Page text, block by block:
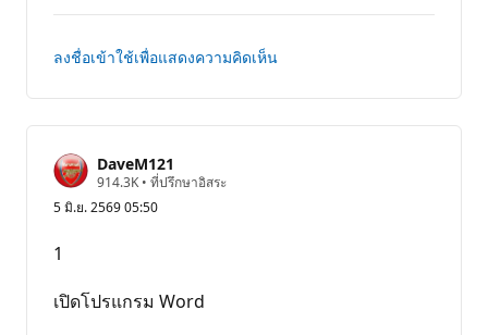
ลงชื่อเข้าใช้เพื่อแสดงความคิดเห็น
DaveM121
914.3K แ
ม
นิ
ย
• ที่ปรึกษาอิสระ
5 มิ.ย. 2569 05:50
1
เปิดโปรแกรม Word